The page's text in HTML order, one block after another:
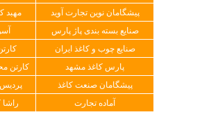
پیشگامان نوین تجارت آوید
مهبد
صنایع بسته بندی پاژ پارس
صنایع چوب و کاغذ ایران
پارس کاغذ مشهد
کارتن
پیشگامان صنعت کاغذ
پردیس
آماده تجارت